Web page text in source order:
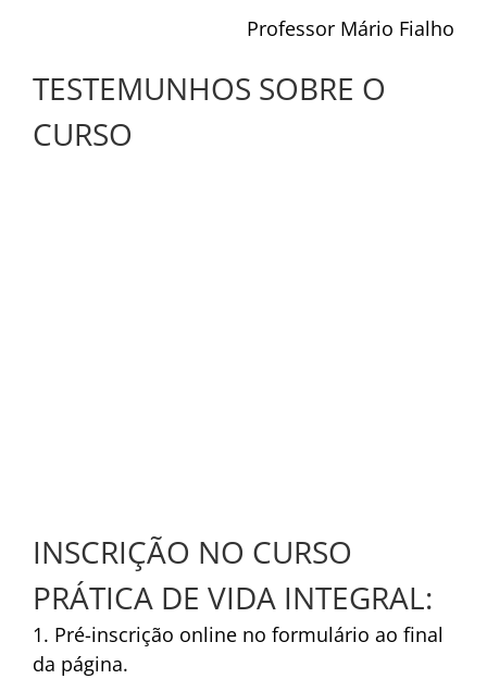
Professor Mário Fialho
TESTEMUNHOS SOBRE O
CURSO
INSCRIÇÃO NO CURSO
PRÁTICA DE VIDA INTEGRAL:
1. Pré-inscrição online no formulário ao final
da página.